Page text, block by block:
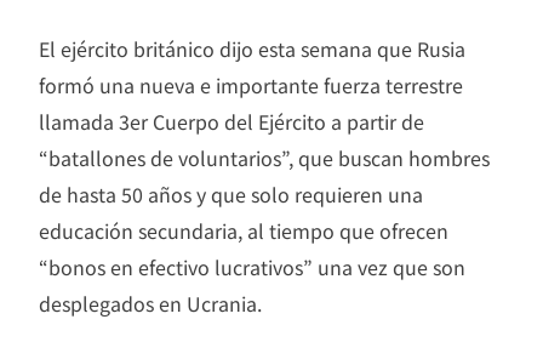
El ejército británico dijo esta semana que Rusia
formó una nueva e importante fuerza terrestre
llamada 3er Cuerpo del Ejército a partir de
“batallones de voluntarios”, que buscan hombres
de hasta 50 años y que solo requieren una
educación secundaria, al tiempo que ofrecen
“bonos en efectivo lucrativos” una vez que son
desplegados en Ucrania.